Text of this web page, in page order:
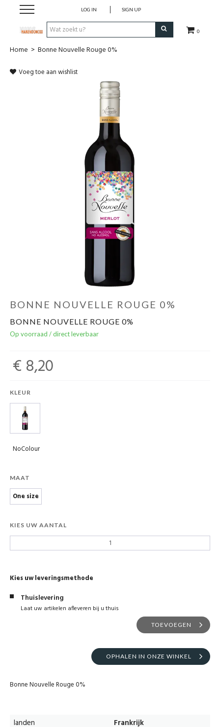
0
LOG IN SIGN UP
Wijnen
Geels Witteke De Maan's Jenever
Home > Bonne Nouvelle Rouge 0%
Voeg toe aan wishlist
BONNE NOUVELLE ROUGE 0%
BONNE NOUVELLE ROUGE 0%
Op voorraad / direct leverbaar
€ 8,20
KLEUR
NoColour
MAAT
One size
KIES UW AANTAL
Kies uw leveringsmethode
Thuislevering
Laat uw artikelen afleveren bij u thuis
TOEVOEGEN
OPHALEN IN ONZE WINKEL
Bonne Nouvelle Rouge 0%
landen
Frankrijk